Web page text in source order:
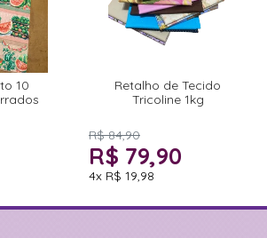
10
Retalho de Tecido
Tricoline 1kg
R$ 84,90
R$ 79,90
4x R$ 19,98